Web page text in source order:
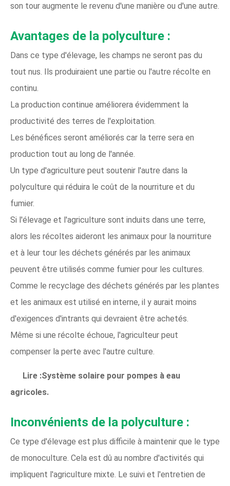
son tour augmente le revenu d'une manière ou d'une autre.
Avantages de la polyculture :
Dans ce type d'élevage, les champs ne seront pas du
tout nus. Ils produiraient une partie ou l'autre récolte en
continu.
La production continue améliorera évidemment la
productivité des terres de l'exploitation.
Les bénéfices seront améliorés car la terre sera en
production tout au long de l'année.
Un type d'agriculture peut soutenir l'autre dans la
polyculture qui réduira le coût de la nourriture et du
fumier.
Si l'élevage et l'agriculture sont induits dans une terre,
alors les récoltes aideront les animaux pour la nourriture
et à leur tour les déchets générés par les animaux
peuvent être utilisés comme fumier pour les cultures.
Comme le recyclage des déchets générés par les plantes
et les animaux est utilisé en interne, il y aurait moins
d'exigences d'intrants qui devraient être achetés.
Même si une récolte échoue, l'agriculteur peut
compenser la perte avec l'autre culture.
Lire :Système solaire pour pompes à eau
agricoles.
Inconvénients de la polyculture :
Ce type d'élevage est plus difficile à maintenir que le type
de monoculture. Cela est dû au nombre d'activités qui
impliquent l'agriculture mixte. Le suivi et l'entretien de